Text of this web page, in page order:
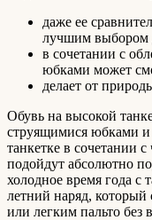
даже ее
лучшим выбором
в сочетании с
юбками может
делает от
Обувь на высокой
струящимися юбками
танкетке в сочетании
подойдут абсолютно
холодное время года
летний наряд,
или легким пальто без